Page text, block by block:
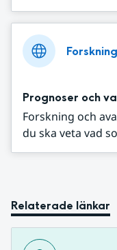
Prognoser och
Forskning och
du ska veta vad
Relaterade länkar